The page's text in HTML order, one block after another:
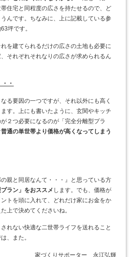
住宅と同程度の広さを持たせるので、ど
んです。ちなみに、上に記載している参
坪です。
を建てられるだけの広さの土地も必要に
それぞれそれなりの広さが求められるん
・
る要因の一つですが、それ以外にも高く
す。上にも書いたように、玄関やキッチ
２つ必要になるのが「完全分離型プラ
普通の単世帯より価格が高くなってしまう
親と同居なんて・・・』と思っている方
プラン」をおススメ します。でも、価格が
トを頭に入れて、どれだけ家にお金をか
上で決めてくださいね。
れない快適な二世帯ライフを送れること
、また。
家づくりサポーター 永江弘輝